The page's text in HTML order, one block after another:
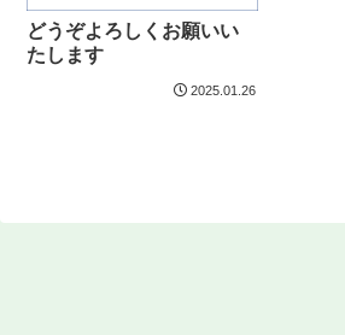
どうぞよろしくお願いい
たします
2025.01.26